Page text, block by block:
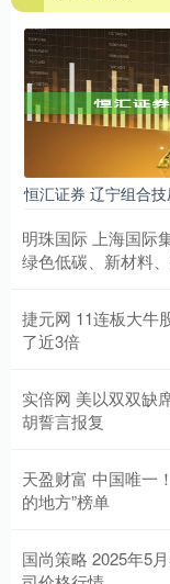
恒汇证券 辽宁组合
明珠国际 上海国际
绿色低碳、新材料
捷元网 11连板大牛
了近3倍
实倍网 美以双双缺
胡誓言报复
天盈财富 中国唯一
的地方”榜单
国尚策略 2025年5